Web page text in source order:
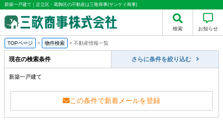
新築一戸建て｜足立区・葛飾区の不動産は三敬商事(サンケイ商事)
検索 お知らせ
TOPページ > 物件検索 > 不動産情報一覧
現在の検索条件 さらに条件を絞り込む
新築一戸建て
この条件で新着メールを登録